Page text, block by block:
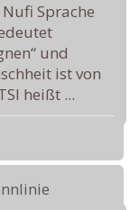
Sprache
und
ist von
heißt ...